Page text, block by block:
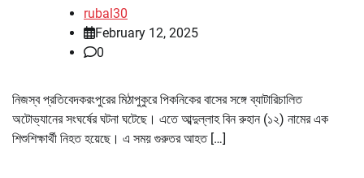
rubal30
February 12, 2025
0
নিজস্ব প্রতিবেদকরংপুরের মিঠাপুকুরে পিকনিকের বাসের সঙ্গে ব্যাটারিচালিত
অটোভ্যানের সংঘর্ষের ঘটনা ঘটেছে। এতে আব্দুল্লাহ বিন রুহান (১২) নামের এক
শিশুশিক্ষার্থী নিহত হয়েছে। এ সময় গুরুতর আহত […]